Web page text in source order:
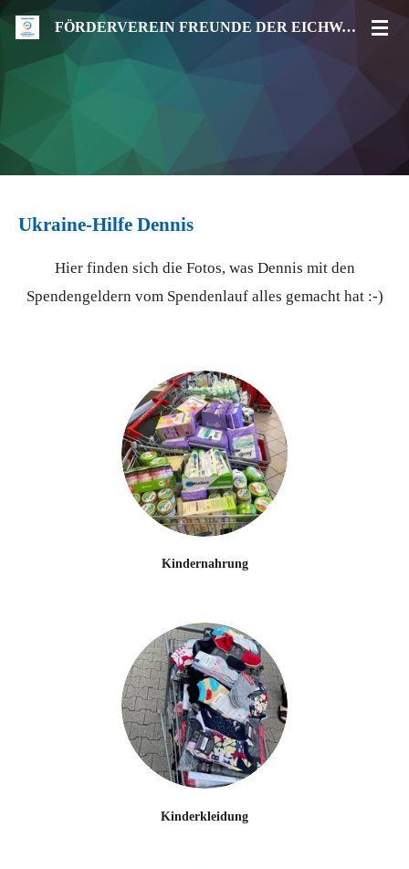
Zum
Hauptinhalt
FÖRDERVEREIN FREUNDE DER EICHWALD-REALSCHULE SACHSENHEIM E.V.
Ukraine-Hilfe Dennis
Hier finden sich die Fotos, was Dennis mit den
Spendengeldern vom Spendenlauf alles gemacht hat :-)
Kindernahrung
Kinderkleidung